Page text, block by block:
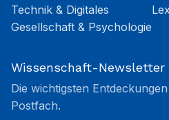
Technik & Digitales
Gesellschaft & Psychologie
Wissenschaft-Newsletter
Die wichtigsten
Postfach.